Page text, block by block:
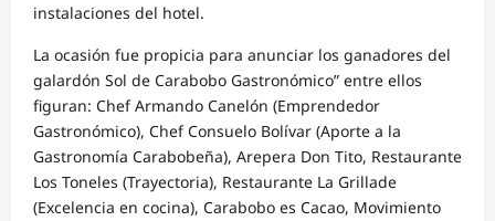
instalaciones del hotel.
La ocasión fue propicia para anunciar los ganadores del
galardón Sol de Carabobo Gastronómico” entre ellos
figuran: Chef Armando Canelón (Emprendedor
Gastronómico), Chef Consuelo Bolívar (Aporte a la
Gastronomía Carabobeña), Arepera Don Tito, Restaurante
Los Toneles (Trayectoria), Restaurante La Grillade
(Excelencia en cocina), Carabobo es Cacao, Movimiento